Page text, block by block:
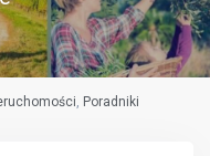
, Poradniki